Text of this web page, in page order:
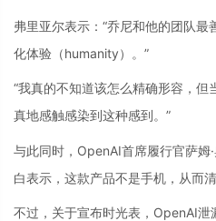
弗里亚尔表示：“乔尼和他的团队
化体验（humanity）。”
“我真的不知道该怎么精确形容，
真地感触感染到这种感到。”
与此同时，OpenAI首席履行官萨姆
白表示，这款产品不是手机，从而
不过，关于宣布时光表，OpenAI